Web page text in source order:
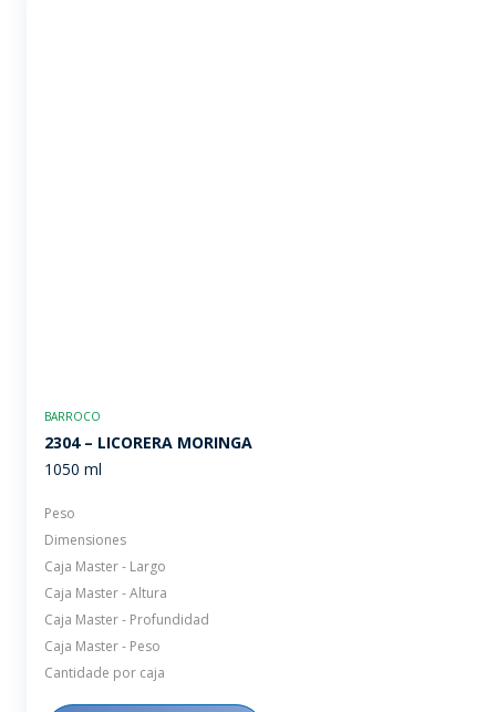
BARROCO
2304 – LICORERA MORINGA
1050 ml
Peso
Dimensiones
Caja Master - Largo
Caja Master - Altura
Caja Master - Profundidad
Caja Master - Peso
Cantidade por caja